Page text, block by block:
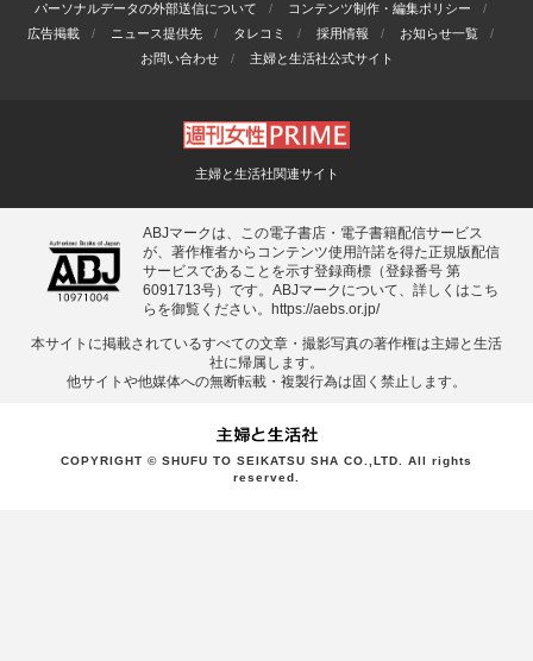
パーソナルデータの外部送信について
コンテンツ制作・編集ポリシー
広告掲載
ニュース提供先 タレコミ 採用情報
お知らせ一覧
お問い合わせ
主婦と生活社公式サイト
主婦と生活社関連サイト
ABJマークは、この電子書店・電子書籍配信サービス
が、著作権者からコンテンツ使用許諾を得た正規版配信
サービスであることを示す登録商標（登録番号 第
6091713号）です。ABJマークについて、詳しくはこち
らを御覧ください。
https://aebs.or.jp/
本サイトに掲載されているすべての⽂章・撮影写真の著作権は主婦と⽣活
社に帰属します。
他サイトや他媒体への無断転載・複製⾏為は固く禁⽌します。
COPYRIGHT © SHUFU TO SEIKATSU SHA CO.,LTD. All rights
reserved.